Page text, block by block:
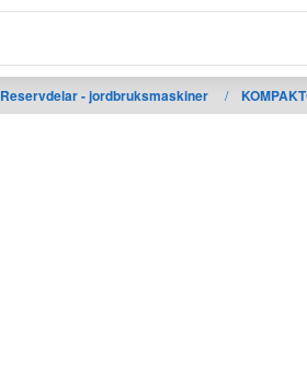
Reservdelar - jordbruksmaskiner /